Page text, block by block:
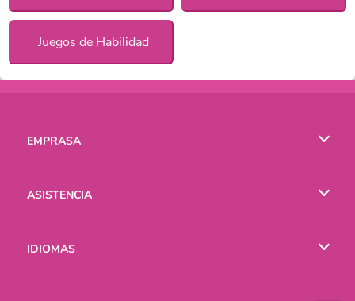
Juegos de Habilidad
EMPRASA
ASISTENCIA
IDIOMAS